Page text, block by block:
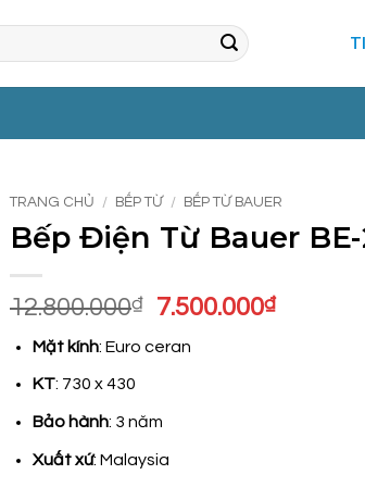
TRANG CHỦ / BẾP TỪ / BẾP TỪ BAUER
Bếp Điện Từ Bauer
12.800.000₫
Giá
là:
7.500.000₫Giá
Mặt kính: Euro ceran
KT: 730 x 430
Bảo hành: 3 năm
Xuất xứ: Malaysia